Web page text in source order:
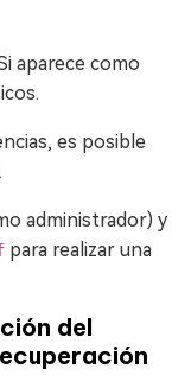
aparece como
es posible
administrador) y
para realizar una
del